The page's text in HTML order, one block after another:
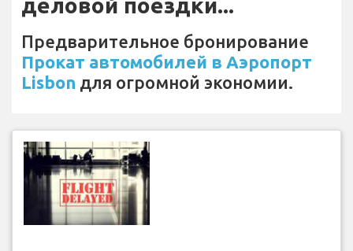
Предварительное бронирование
Прокат автомобилей в Аэропорт
Lisbon для огромной экономии.